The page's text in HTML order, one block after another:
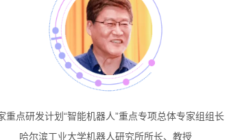
重点研发计划“智能机器人”重点专项总体专家组组长
哈尔滨工业大学机器人研究所所长、教授